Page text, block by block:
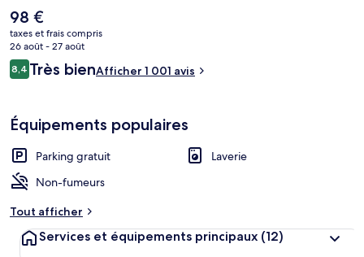
hébergement figurent un snack-bar/une épicerie fine et un jardin.
Le personnel attentionné et l'emplacement remportent un franc
succès auprès des autres voyageurs.
Le
prix
actuel
est
de
98 €
taxes et frais compris
26 août - 27 août
Avis
voyageurs
8,48,4 sur 10
Très bienAfficher 1 001 avis
Équipements populaires
Parking gratuit
Laverie
Non-fumeurs
Tout afficher
Services et équipements principaux (12)